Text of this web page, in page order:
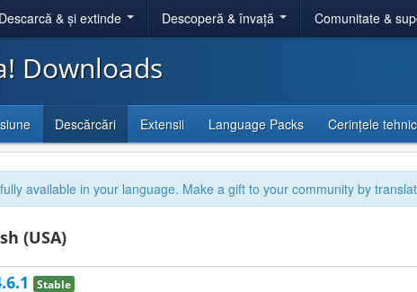
Descarcă & și extinde Descoperă & învață Comunitate &
Downloads
Descărcări Extensii Language Packs Cerințele
available in your language. Make a gift to your community by
(USA)
Stable